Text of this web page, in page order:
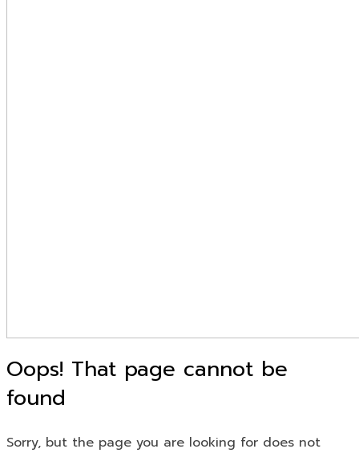
Oops! That page cannot be
found
Sorry, but the page you are looking for does not